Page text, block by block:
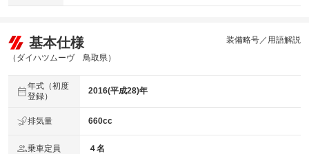
基本仕様
（ダイハツムーヴ 鳥取県）
装備略号／用語解説
年式（初度
登録）
2016(平成28)年
排気量 660cc
乗車定員 ４名